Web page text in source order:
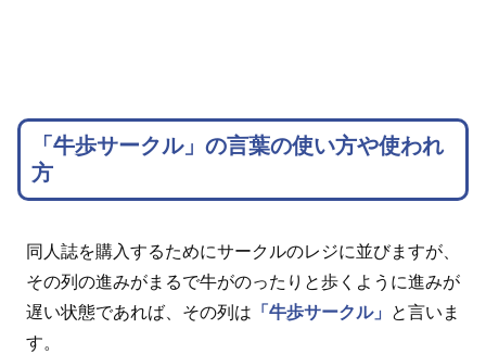
「牛歩サークル」の言葉の使い方や使われ
方
同人誌を購入するためにサークルのレジに並びますが、
その列の進みがまるで牛がのったりと歩くように進みが
遅い状態であれば、その列は 「牛歩サークル」
と言いま
す。